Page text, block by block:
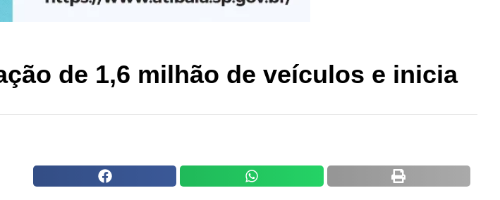
de 1,6 milhão de veículos e inicia